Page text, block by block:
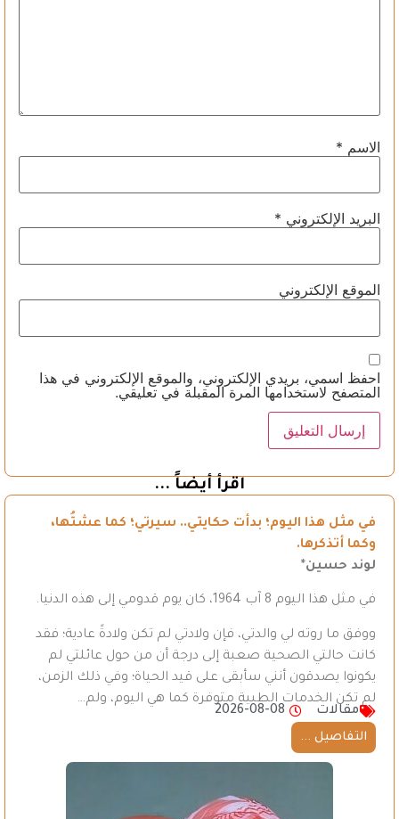
الاسم *
البريد الإلكتروني *
الموقع الإلكتروني
احفظ اسمي، بريدي الإلكتروني، والموقع الإلكتروني في هذا
المتصفح لاستخدامها المرة المقبلة في تعليقي.
اقرأ أيضاً ...
في مثل هذا اليوم؛ بدأت حكايتي.. سيرتي؛ كما عشتُها،
وكما أتذكرها.
لوند حسين*
في مثل هذا اليوم 8 آب 1964، كان يوم قدومي إلى هذه الدنيا.
ووفق ما روته لي والدتي، فإن ولادتي لم تكن ولادةً عادية؛ فقد
كانت حالتي الصحية صعبة إلى درجة أن من حول عائلتي لم
يكونوا يصدقون أنني سأبقى على قيد الحياة؛ وفي ذلك الزمن،
لم تكن الخدمات الطبية متوفرة كما هي اليوم، ولم…
مقالات
2026-08-08
التفاصيل ...